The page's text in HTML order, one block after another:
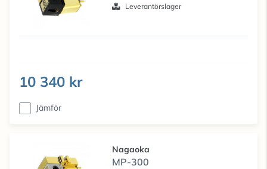
Leverantörslager
10 340 kr
Jämför
Nagaoka
MP-300